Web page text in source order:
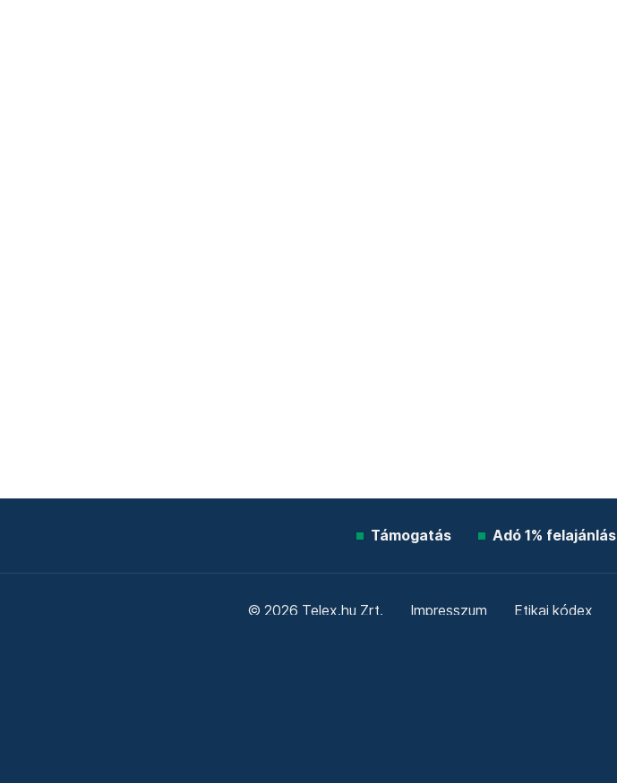
Támogatás Adó 1% felajánlás
© 2026 Telex.hu Zrt. Impresszum Etikai kódex